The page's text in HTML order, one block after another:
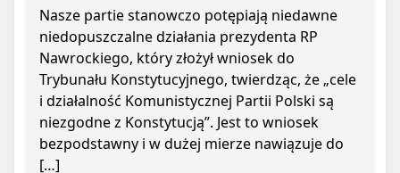
Nasze partie stanowczo potępiają niedawne
niedopuszczalne działania prezydenta RP
Nawrockiego, który złożył wniosek do
Trybunału Konstytucyjnego, twierdząc, że „cele
i działalność Komunistycznej Partii Polski są
niezgodne z Konstytucją”. Jest to wniosek
bezpodstawny i w dużej mierze nawiązuje do
[…]